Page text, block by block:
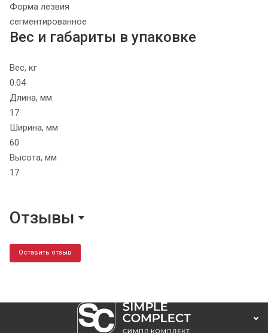
Форма лезвия
сегментированное
Вес и габариты в упаковке
Вес, кг
0.04
Длина, мм
17
Ширина, мм
60
Высота, мм
17
Отзывы
Оставить отзыв